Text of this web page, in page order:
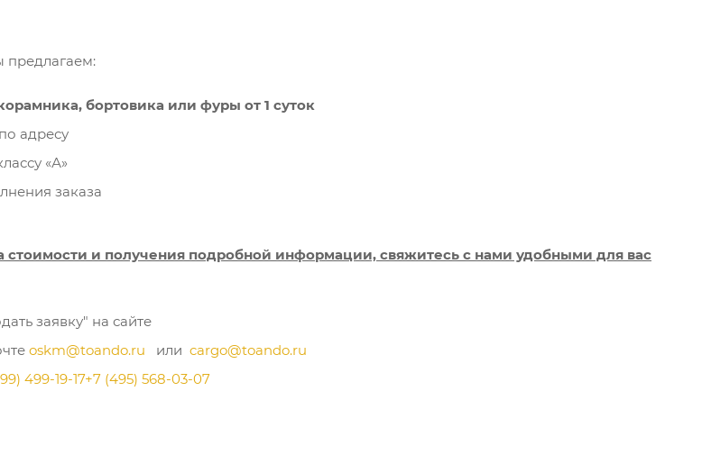
предлагаем:
бортовика или фуры от 1 суток
адресу
«А»
заказа
стоимости и получения подробной информации, свяжитесь с нами удобными для вас
заявку" на сайте
oskm@toando.ru или cargo@toando.ru
499-19-17+7 (495) 568-03-07